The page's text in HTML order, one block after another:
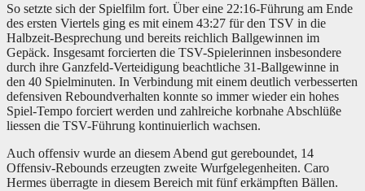
So setzte sich der Spielfilm fort. Über eine 22:16-Führung am Ende
des ersten Viertels ging es mit einem 43:27 für den TSV in die
Halbzeit-Besprechung und bereits reichlich Ballgewinnen im
Gepäck. Insgesamt forcierten die TSV-Spielerinnen insbesondere
durch ihre Ganzfeld-Verteidigung beachtliche 31-Ballgewinne in
den 40 Spielminuten. In Verbindung mit einem deutlich verbesserten
defensiven Reboundverhalten konnte so immer wieder ein hohes
Spiel-Tempo forciert werden und zahlreiche korbnahe Abschlüße
liessen die TSV-Führung kontinuierlich wachsen.
Auch offensiv wurde an diesem Abend gut gereboundet, 14
Offensiv-Rebounds erzeugten zweite Wurfgelegenheiten. Caro
Hermes überragte in diesem Bereich mit fünf erkämpften Bällen.